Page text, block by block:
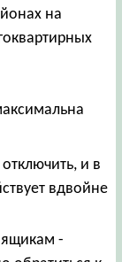
на
и в
вдвойне
ящикам -